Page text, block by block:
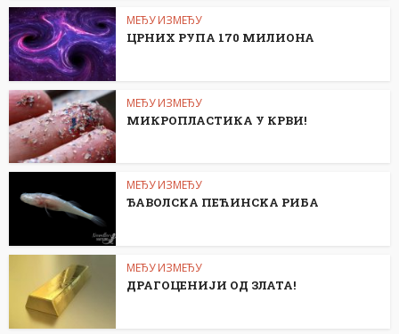
МЕЂУ ИЗМЕЂУ
ЦРНИХ РУПА 170 МИЛИОНА
МЕЂУ ИЗМЕЂУ
МИКРОПЛАСТИКА У КРВИ!
МЕЂУ ИЗМЕЂУ
ЂАВОЛСKА ПЕЋИНСKА РИБА
МЕЂУ ИЗМЕЂУ
ДРАГОЦЕНИЈИ ОД ЗЛАТА!